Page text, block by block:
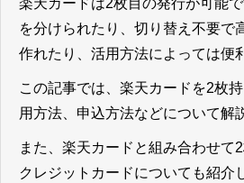
楽天カードは2枚目の発行が可能
を分けられたり、切り替え不要で
作れたり、活用方法によっては便
この記事では、楽天カードを2枚
用方法、申込方法などについて解
また、楽天カードと組み合わせて
クレジットカードについても紹介